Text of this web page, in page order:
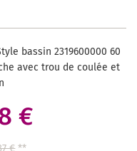
bassin 2319600000 60
avec trou de coulée et
€